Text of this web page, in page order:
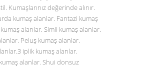
Kumaşlarınız değerinde alınır.
kumaş alanlar. Fantazi kumaş
alanlar. Simli kumaş alanlar.
Peluş kumaş alanlar.
iplik kumaş alanlar.
alanlar. Shui donsuz